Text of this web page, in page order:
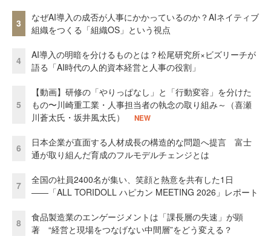
3
なぜAI導入の成否が人事にかかっているのか？AIネイティブ
組織をつくる「組織OS」という視点
4
AI導入の明暗を分けるものとは？松尾研究所×ビズリーチが
語る「AI時代の人的資本経営と人事の役割」
5
【動画】研修の「やりっぱなし」と「行動変容」を分けた
もの〜川崎重工業・人事担当者の執念の取り組み～（喜瀬
川蒼太氏・坂井風太氏）
NEW
6
日本企業が直面する人材成長の構造的な問題へ提言 富士
通が取り組んだ育成のフルモデルチェンジとは
7
全国の社員2400名が集い、笑顔と熱意を共有した1日
――「ALL TORIDOLL ハピカン MEETING 2026」レポート
8
食品製造業のエンゲージメントは「課長層の失速」が顕
著 “経営と現場をつなげない中間層”をどう変える？